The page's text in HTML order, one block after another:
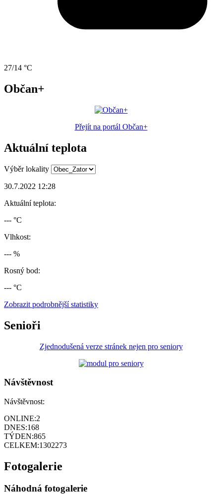
27/14 °C
Občan+
Přejít na portál Občan+
Aktuální teplota
Výběr lokality
30.7.2022 12:28
Aktuální teplota:
--- °C
Vlhkost:
--- %
Rosný bod:
--- °C
Zobrazit podrobnější statistiky
Senioři
Zjednodušená verze stránek nejen pro seniory
Návštěvnost
Návštěvnost:
ONLINE:2
DNES:168
TÝDEN:865
CELKEM:1302273
Fotogalerie
Náhodná fotogalerie